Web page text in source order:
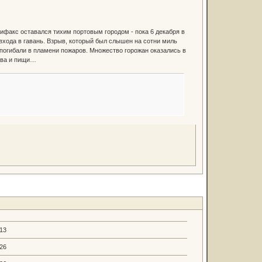
оставался тихим портовым городом - пока 6 декабря в
в гавань. Взрыв, который был слышен на сотни миль
в пламени пожаров. Множество горожан оказались в
и пищи…